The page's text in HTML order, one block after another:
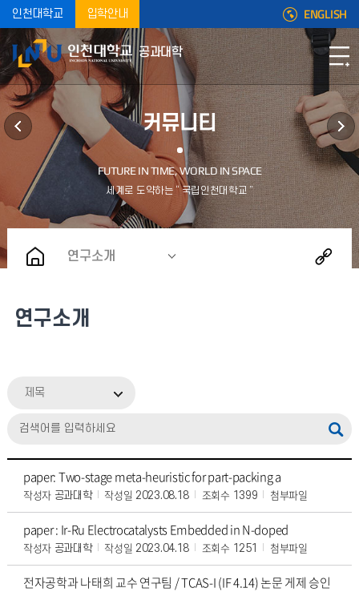
인천대학교 입학안내 ENGLISH
공과대학
커뮤니티
연구소개
연구소개
제목
paper: Two-stage meta-heuristic for part-packing a
작성자 공과대학 작성일 2023.08.18 조회수 1399 첨부파일
paper : Ir-Ru Electrocatalysts Embedded in N-doped
작성자 공과대학 작성일 2023.04.18 조회수 1251 첨부파일
전자공학과 나태희 교수 연구팀 / TCAS-I (IF 4.14) 논문 게제 승인